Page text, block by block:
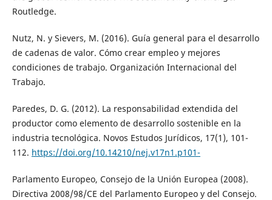
Routledge.
Nutz, N. y Sievers, M. (2016). Guía general para el desarrollo
de cadenas de valor. Cómo crear empleo y mejores
condiciones de trabajo. Organización Internacional del
Trabajo.
Paredes, D. G. (2012). La responsabilidad extendida del
productor como elemento de desarrollo sostenible en la
industria tecnológica. Novos Estudos Jurídicos, 17(1), 101-
112. https://doi.org/10.14210/nej.v17n1.p101-
Parlamento Europeo, Consejo de la Unión Europea (2008).
Directiva 2008/98/CE del Parlamento Europeo y del Consejo.